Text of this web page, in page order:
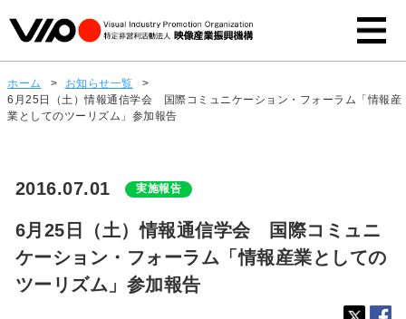
ホーム > お知らせ一覧
>
6月25日（土）情報通信学会 国際コミュニケーション・フォーラム「情報産
業としてのツーリズム」参加報告
2016.07.01 実施報告
6月25日（土）情報通信学会 国際コミュニ
ケーション・フォーラム「情報産業としての
ツーリズム」参加報告